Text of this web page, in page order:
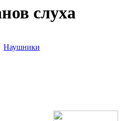
слуха
Наушники